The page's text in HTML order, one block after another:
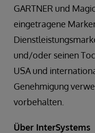
GARTNER und
eingetragene
und/oder seinen
USA und
Genehmigung
vorbehalten.
Über InterSystems